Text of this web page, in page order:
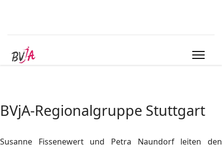
BVjA-Regionalgruppe Stuttgart
Susanne Fissenewert und Petra Naundorf leiten den